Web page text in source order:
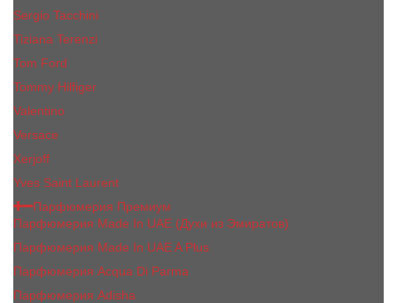
Sergio Tacchini
Tiziana Terenzi
Tom Ford
Tommy Hilfiger
Valentino
Versace
Xerjoff
Yves Saint Laurent
Парфюмерия Премиум
Парфюмерия Made In UAE (Духи из Эмиратов)
Парфюмерия Made In UAE A Plus
Парфюмерия Acqua Di Parma
Парфюмерия Adisha